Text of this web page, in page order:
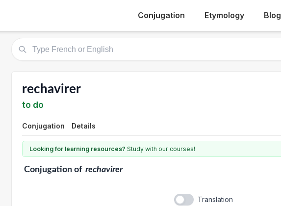
Conjugation Etymology Blog
rechavirer
to do
Conjugation Details
Looking for learning resources? Study with our courses!
Conjugationof rechavirer
Translation